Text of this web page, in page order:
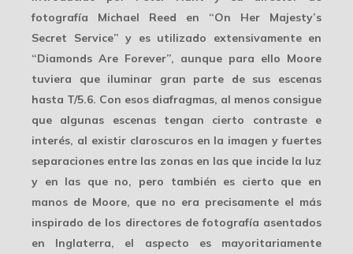
fotografía Michael Reed en “On Her Majesty’s
Secret Service” y es utilizado extensivamente en
“Diamonds Are Forever”, aunque para ello Moore
tuviera que iluminar gran parte de sus escenas
hasta T/5.6. Con esos diafragmas, al menos consigue
que algunas escenas tengan cierto contraste e
interés, al existir claroscuros en la imagen y fuertes
separaciones entre las zonas en las que incide la luz
y en las que no, pero también es cierto que en
manos de Moore, que no era precisamente el más
inspirado de los directores de fotografía asentados
en Inglaterra, el aspecto es mayoritariamente